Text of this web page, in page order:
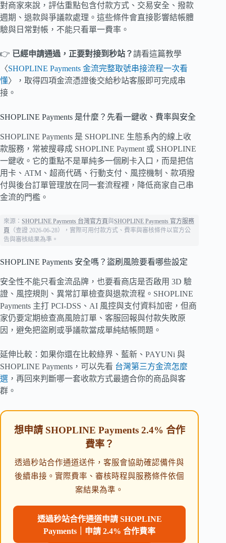
對商家來說，評估重點包含付款方式、交易安全、撥款
週期、退款與爭議款處理。這些條件會直接影響結帳體
驗與日常對帳，不能只看單一費率。
👉 已經申請通過，正要對接到秒站？請看這篇教學
〈SHOPLINE Payments 金流完整取號串接流程一次看
懂〉，取得四項金流憑證後交給秒站客服即可完成串
接。
SHOPLINE Payments 是什麼？先看一鍵收、費率與安全
SHOPLINE Payments 是 SHOPLINE 生態系內的線上收
款服務，常被搜尋成 SHOPLINE Payment 或 SHOPLINE
一鍵收。它的重點不是單純多一個刷卡入口，而是把信
用卡、ATM、超商代碼、行動支付、風控機制、款項撥
付與後台訂單管理放在同一套流程裡，降低商家自己串
金流的門檻。
來源：SHOPLINE Payments 台灣官方頁與SHOPLINE Payments 官方服務
頁
（查證 2026-06-28），實際可用付款方式、費率與審核條件以官方公
告與審核結果為準。
SHOPLINE Payments 安全嗎？盜刷風險要看哪些設定
安全性不能只看金流品牌，也要看商店是否啟用 3D 驗
證、風控規則、異常訂單檢查與退款流程。SHOPLINE
Payments 主打 PCI-DSS、AI 風控與支付資料加密，但商
家仍要定期檢查高風險訂單、客服回報與付款失敗原
因，避免把盜刷或爭議款當成單純結帳問題。
延伸比較：如果你還在比較綠界、藍新、PAYUNi 與
SHOPLINE Payments，可以先看 台灣第三方金流怎麼
選 ，再回來判斷哪一套收款方式最適合你的商品與客
群。
想申請 SHOPLINE Payments 2.4% 合作
費率？
透過秒站合作通道送件，客服會協助確認備件與
後續串接。實際費率、審核時程與服務條件依個
案結果為準。
透過秒站合作通道申請 SHOPLINE
Payments｜申請 2.4% 合作費率